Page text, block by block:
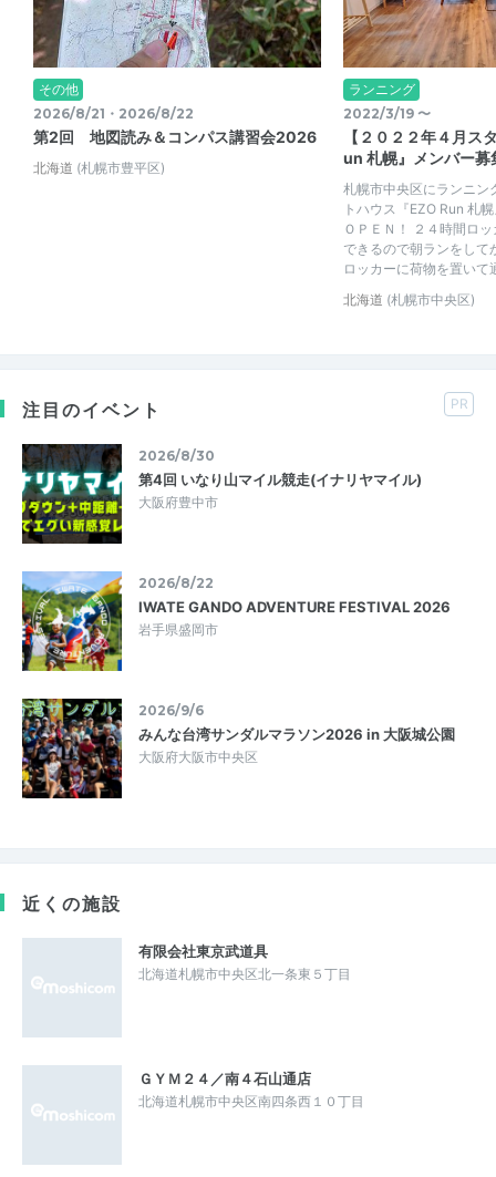
その他
2026/8/21・2026/8/22
第2回 地図読み＆コンパス講習会2026
北海道 (札幌市豊平区)
ランニング
2022/3/19 〜
【２０２２年４月ス
un 札幌』メンバー募
札幌市中央区にランニン
トハウス『EZO Run 札
ＯＰＥＮ！ ２４時間ロ
できるので朝ランをして
ロッカーに荷物を置いて
北海道 (札幌市中央区)
注目のイベント PR
2026/8/30
第4回 いなり山マイル競走(イナリヤマイル)
大阪府豊中市
2026/8/22
IWATE GANDO ADVENTURE FESTIVAL 2026
岩手県盛岡市
2026/9/6
みんな台湾サンダルマラソン2026 in 大阪城公園
大阪府大阪市中央区
近くの施設
有限会社東京武道具
北海道札幌市中央区北一条東５丁目
ＧＹＭ２４／南４石山通店
北海道札幌市中央区南四条西１０丁目